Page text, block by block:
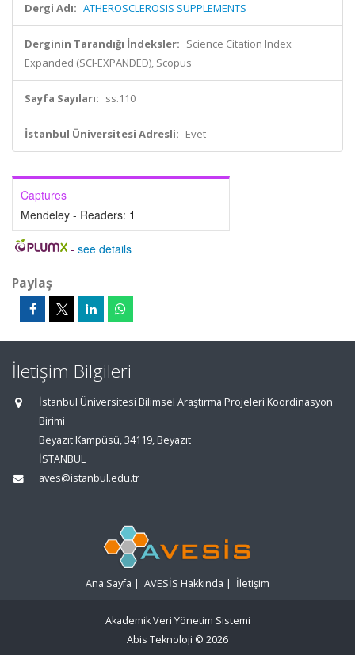
Dergi Adı: ATHEROSCLEROSIS SUPPLEMENTS
Derginin Tarandığı İndeksler: Science Citation Index
Expanded (SCI-EXPANDED), Scopus
Sayfa Sayıları: ss.110
İstanbul Üniversitesi Adresli: Evet
Captures
Mendeley - Readers: 1
- see details
Paylaş
İletişim Bilgileri
İstanbul Üniversitesi Bilimsel Araştırma Projeleri Koordinasyon
Birimi
Beyazıt Kampüsü, 34119, Beyazıt
İSTANBUL
aves@istanbul.edu.tr
Ana Sayfa | AVESİS Hakkında | İletişim
Akademik Veri Yönetim Sistemi
Abis Teknoloji © 2026